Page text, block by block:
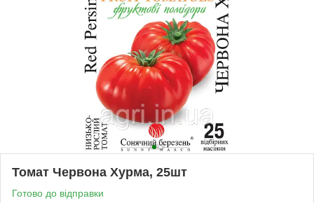
Томат Червона Хурма, 25шт
Готово до відправки